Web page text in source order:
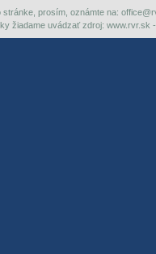
prosím, oznámte na:
žiadame uvádzať zdroj: www.rvr.sk